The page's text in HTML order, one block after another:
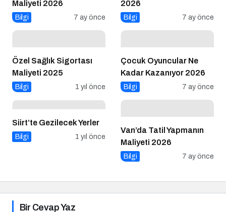
Maliyeti 2026
Bilgi 7 ay önce
2026
Bilgi 7 ay önce
Özel Sağlık Sigortası
Maliyeti 2025
Bilgi 1 yıl önce
Çocuk Oyuncular Ne
Kadar Kazanıyor 2026
Bilgi 7 ay önce
Siirt’te Gezilecek Yerler
Bilgi 1 yıl önce
Van’da Tatil Yapmanın
Maliyeti 2026
Bilgi 7 ay önce
Bir Cevap Yaz